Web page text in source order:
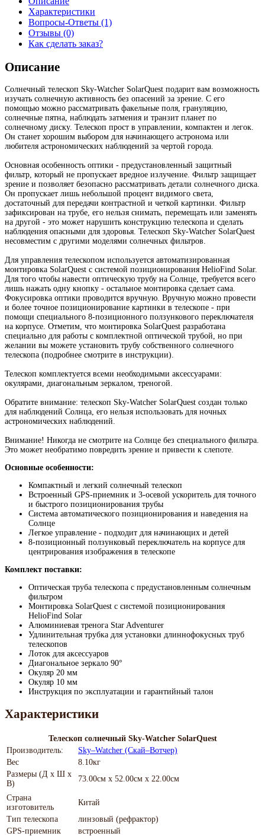
Характеристики
Вопросы-Ответы (1)
Отзывы (0)
Как сделать заказ?
Описание
Солнечный телескоп Sky-Watcher SolarQuest подарит вам возможность
изучать солнечную активность без опасений за зрение. С его
помощью можно рассматривать факельные поля, грануляцию,
солнечные пятна, наблюдать затмения и транзит планет по
солнечному диску. Телескоп прост в управлении, компактен и легок.
Он станет хорошим выбором для начинающего астронома или
любителя астрономических наблюдений за чертой города.
Основная особенность оптики - предустановленный защитный
фильтр, который не пропускает вредное излучение. Фильтр защищает
зрение и позволяет безопасно рассматривать детали солнечного диска.
Он пропускает лишь небольшой процент видимого света,
достаточный для передачи контрастной и четкой картинки. Фильтр
зафиксирован на трубе, его нельзя снимать, перемещать или заменять
на другой - это может нарушить конструкцию телескопа и сделать
наблюдения опасными для здоровья. Телескоп Sky-Watcher SolarQuest
несовместим с другими моделями солнечных фильтров.
Для управления телескопом используется автоматизированная
монтировка SolarQuest с системой позиционирования HelioFind Solar.
Для того чтобы навести оптическую трубу на Солнце, требуется всего
лишь нажать одну кнопку - остальное монтировка сделает сама.
Фокусировка оптики проводится вручную. Вручную можно провести
и более точное позиционирование картинки в телескопе - при
помощи специального 8-позиционного ползункового переключателя
на корпусе. Отметим, что монтировка SolarQuest разработана
специально для работы с комплектной оптической трубой, но при
желании вы можете установить трубу собственного солнечного
телескопа (подробнее смотрите в инструкции).
Телескоп комплектуется всеми необходимыми аксессуарами:
окулярами, диагональным зеркалом, треногой.
Обратите внимание: телескоп Sky-Watcher SolarQuest создан только
для наблюдений Солнца, его нельзя использовать для ночных
астрономических наблюдений.
Внимание! Никогда не смотрите на Солнце без специального фильтра.
Это может необратимо повредить зрение и привести к слепоте.
Основные особенности:
Компактный и легкий солнечный телескоп
Встроенный GPS-приемник и 3-осевой ускоритель для точного
и быстрого позиционирования трубы
Система автоматического позиционирования и наведения на
Солнце
Легкое управление - подходит для начинающих и детей
8-позиционный ползунковый переключатель на корпусе для
центрирования изображения в телескопе
Комплект поставки:
Оптическая труба телескопа с предустановленным солнечным
фильтром
Монтировка SolarQuest с системой позиционирования
HelioFind Solar
Алюминиевая тренога Star Adventurer
Удлинительная трубка для установки длиннофокусных труб
телескопов
Лоток для аксессуаров
Диагональное зеркало 90°
Окуляр 20 мм
Окуляр 10 мм
Инструкция по эксплуатации и гарантийный талон
Характеристики
Телескоп солнечный Sky-Watcher SolarQuest
Производитель:
Sky–Watcher (Скай–Вотчер)
Вес
8.10кг
Размеры (Д х Ш х
В)
73.00см x 52.00см x 22.00см
Страна
изготовитель
Китай
Тип телескопа
линзовый (рефрактор)
GPS-приемник
встроенный